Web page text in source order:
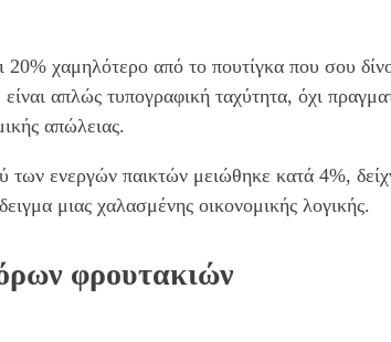
χαμηλότερο από το πουτίγκα που σου
απλώς τυπογραφική ταχύτητα, όχι
απώλειας.
ενεργών παικτών μειώθηκε κατά 4%,
μιας χαλασμένης οικονομικής λογικής.
φρουτακιών